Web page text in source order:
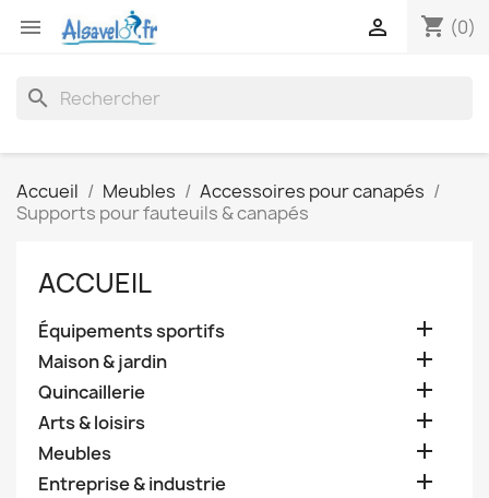
 shopping_cart (0)

search
Accueil Meubles
Accessoires pour canapés
Supports pour fauteuils & canapés
ACCUEIL
Équipements sportifs 
Maison & jardin 
Quincaillerie 
Arts & loisirs 
Meubles 
Entreprise & industrie 